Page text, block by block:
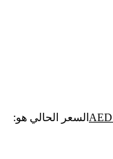
AED السعر الحالي هو: